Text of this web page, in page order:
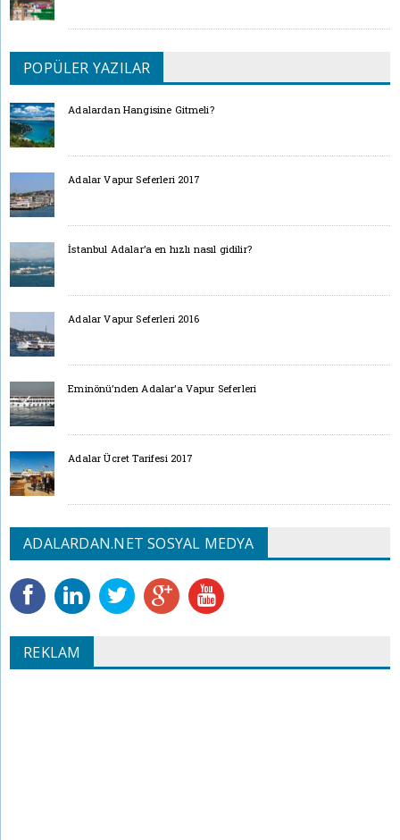
POPÜLER YAZILAR
Adalardan Hangisine Gitmeli?
Adalar Vapur Seferleri 2017
İstanbul Adalar’a en hızlı nasıl gidilir?
Adalar Vapur Seferleri 2016
Eminönü’nden Adalar’a Vapur Seferleri
Adalar Ücret Tarifesi 2017
ADALARDAN.NET SOSYAL MEDYA
REKLAM